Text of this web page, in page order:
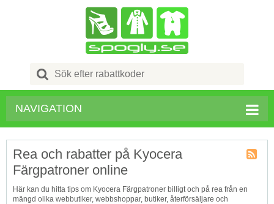
Search
for:
NAVIGATION
RSS
Rea och rabatter på Kyocera
Färgpatroner online
Här kan du hitta tips om Kyocera Färgpatroner billigt och på rea från en
mängd olika webbutiker, webbshoppar, butiker, återförsäljare och